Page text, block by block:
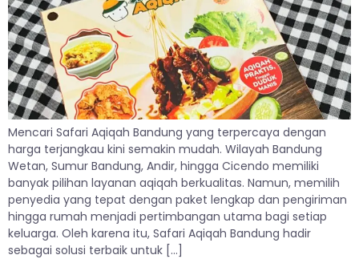
Mencari Safari Aqiqah Bandung yang terpercaya dengan
harga terjangkau kini semakin mudah. Wilayah Bandung
Wetan, Sumur Bandung, Andir, hingga Cicendo memiliki
banyak pilihan layanan aqiqah berkualitas. Namun, memilih
penyedia yang tepat dengan paket lengkap dan pengiriman
hingga rumah menjadi pertimbangan utama bagi setiap
keluarga. Oleh karena itu, Safari Aqiqah Bandung hadir
sebagai solusi terbaik untuk […]